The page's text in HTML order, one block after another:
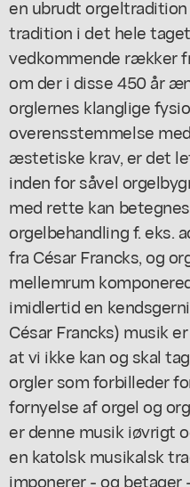
en ubrudt
tradition i det hele
vedkommende rækker
om der i disse 450 år
orglernes klanglige
overensstemmelse
æstetiske krav, er det
inden for såvel
med rette kan
orgelbehandling f. eks.
fra César Francks, og
mellemrum
imidlertid en
César Francks) musik
at vi ikke kan og skal
orgler som forbilleder
fornyelse af orgel og
er denne musik iøvrigt
en katolsk musikalsk
imponerer - og